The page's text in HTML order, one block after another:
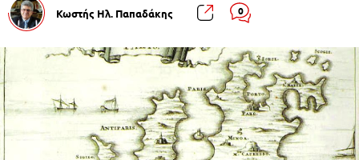
Κωστής Ηλ. Παπαδάκης 0